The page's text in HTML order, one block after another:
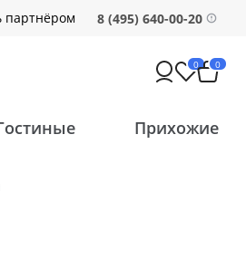
партнёром 8 (495) 640-00-20
0 0
Прихожие